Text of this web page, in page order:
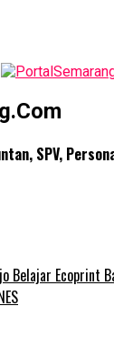
SPV,
Belajar Ecoprint